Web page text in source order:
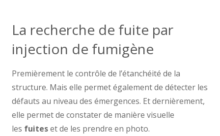
La recherche de fuite par
injection de fumigène
Premièrement le contrôle de l’étanchéité de la
structure. Mais elle permet également de détecter les
défauts au niveau des émergences. Et dernièrement,
elle permet de constater de manière visuelle
les fuiteset de les prendre en photo.